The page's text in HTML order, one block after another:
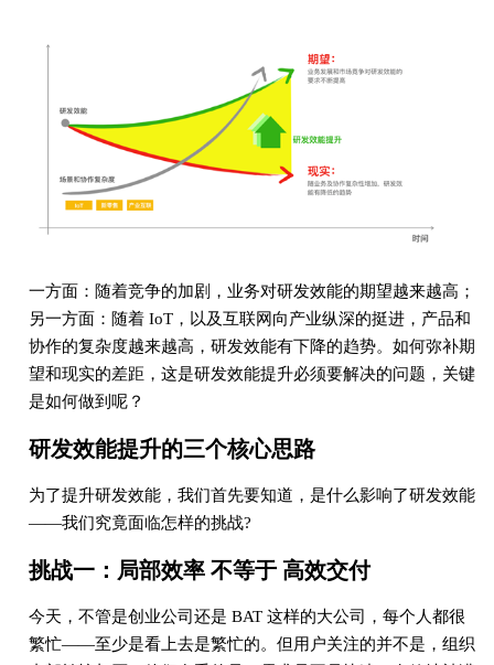
一方面：随着竞争的加剧，业务对研发效能的期望越来越高；
另一方面：随着 IoT，以及互联网向产业纵深的挺进，产品和
协作的复杂度越来越高，研发效能有下降的趋势。如何弥补期
望和现实的差距，这是研发效能提升必须要解决的问题，关键
是如何做到呢？
研发效能提升的三个核心思路
为了提升研发效能，我们首先要知道，是什么影响了研发效能
——我们究竟面临怎样的挑战?
挑战一：局部效率 不等于 高效交付
今天，不管是创业公司还是 BAT 这样的大公司，每个人都很
繁忙——至少是看上去是繁忙的。但用户关注的并不是，组织